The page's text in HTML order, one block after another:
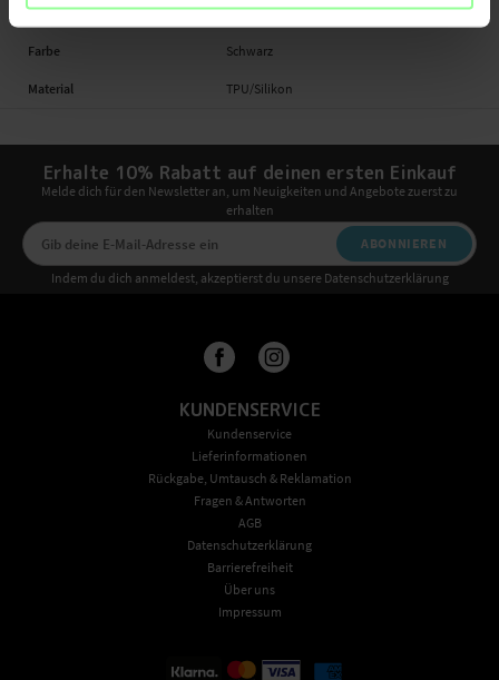
TECHNISCHE DATEN -
Farbe Schwarz
Material TPU/Silikon
Erhalte 10% Rabatt auf deinen ersten Einkauf
Melde dich für den Newsletter an, um Neuigkeiten und Angebote zuerst zu
erhalten
ABONNIEREN
Indem du dich anmeldest, akzeptierst du unsere Datenschutzerklärung
KUNDENSERVICE
Kundenservice
Lieferinformationen
Rückgabe, Umtausch & Reklamation
Fragen & Antworten
AGB
Datenschutzerklärung
Barrierefreiheit
Über uns
Impressum